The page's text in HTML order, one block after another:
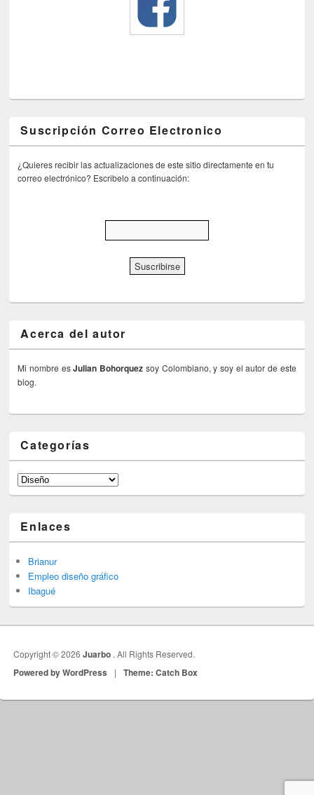
Suscripción Correo Electronico
¿Quieres recibir las actualizaciones de este sitio directamente en tu
correo electrónico? Escribelo a continuación:
Acerca del autor
Mi nombre esJulian Bohorquez soy Colombiano, y soy el autor de este
blog.
Categorías
Categorías
Enlaces
Brianur
Empleo diseño gráfico
Ibagué
Copyright © 2026Juarbo . All Rights Reserved.
Powered by WordPress | Theme: Catch Box